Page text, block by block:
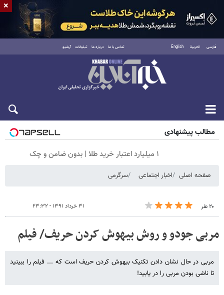
فارسی العربية English تماس با ما درباره ما تبلیغات آرشیو
جمعه ۱۶ مرداد ۱۴۰۵
مطالب پیشنهادی
۱ میلیارد اعتبار خرید طلا | بدون ضامن و چک
صفحه اصلی اخبار اجتماعی سرگرمی
۲۰ نفر ۳۱ خرداد ۱۳۹۱ - ۲۳:۳۲
مربی جودو و روش بیهوش کردن حریف/ فیلم
مربی در حال نشان دادن تکنیک بیهوش کردن حریف است که ... فیلم را ببینید
تا ناشی بودن مربی را در یابید!
×